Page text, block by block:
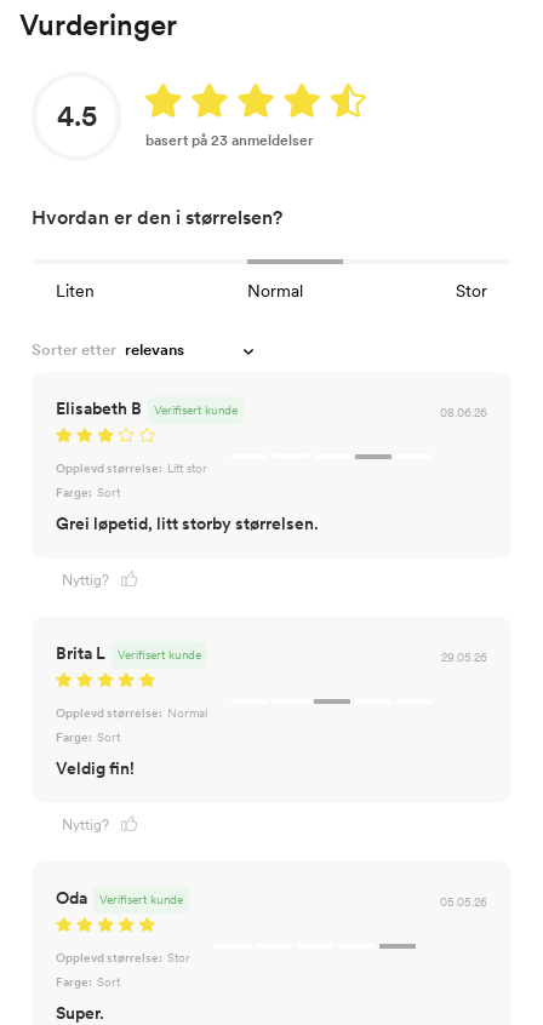
Vurderinger
4.5
basert på 23 anmeldelser
Hvordan er den i størrelsen?
Liten Normal Stor
Sorter etter
Elisabeth B 08.06.26
Verifisert kunde
Opplevd størrelse: Litt stor
Farge: Sort
Grei løpetid, litt storby størrelsen.
Nyttig?
Brita L 29.05.26
Verifisert kunde
Opplevd størrelse: Normal
Farge: Sort
Veldig fin!
Nyttig?
Oda 05.05.26
Verifisert kunde
Opplevd størrelse: Stor
Farge: Sort
Super.